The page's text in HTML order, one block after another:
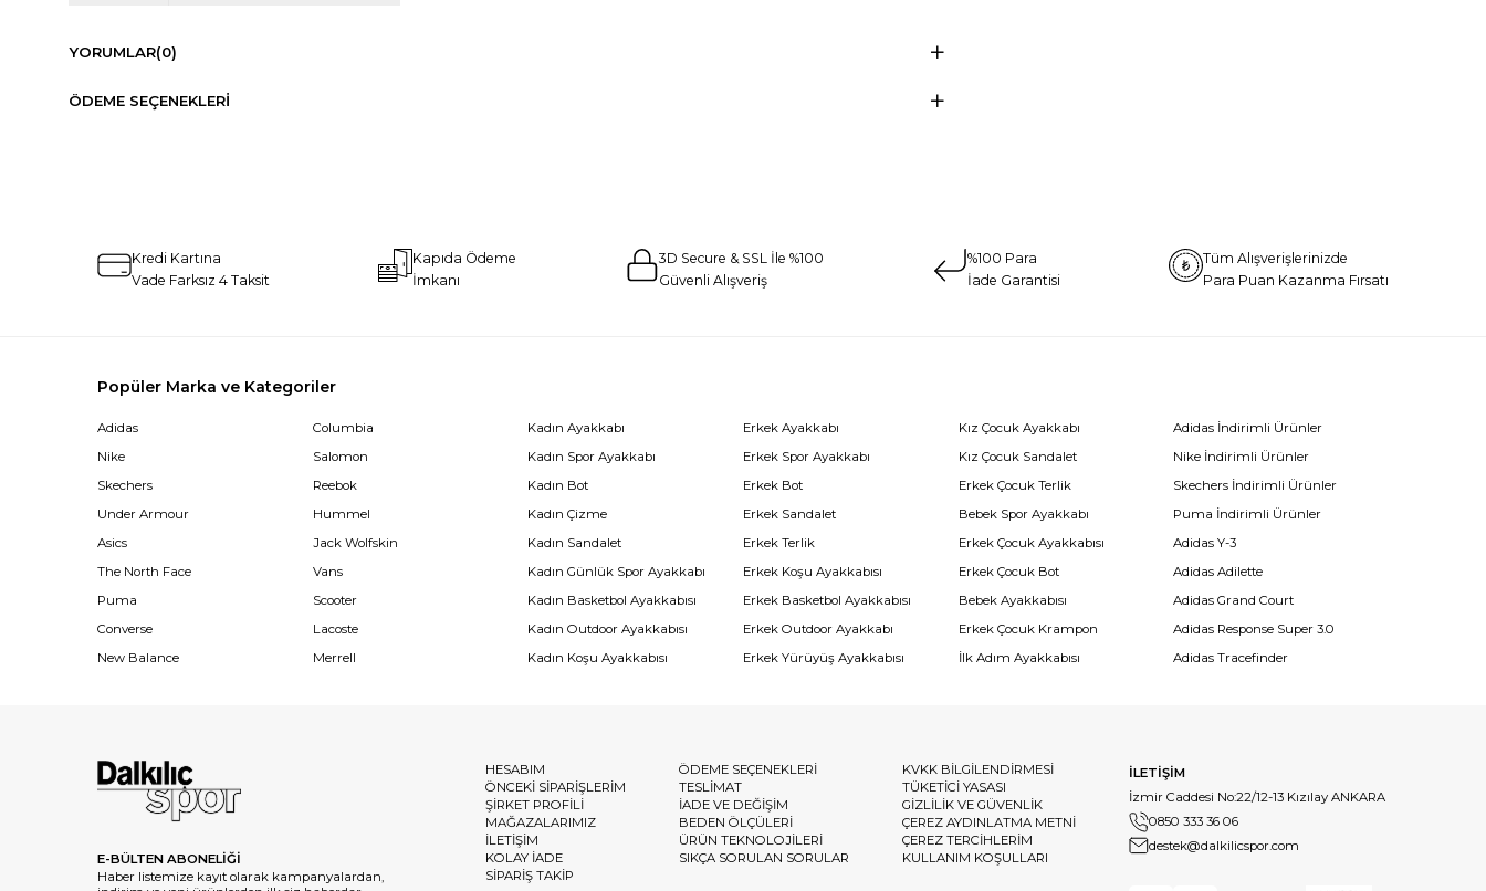
YORUMLAR(0)
ÖDEME SEÇENEKLERI
Kredi Kartına
Vade Farksız 4 Taksit
Kapıda Ödeme
İmkanı
3D Secure & SSL İle %100
Güvenli Alışveriş
%100 Para
İade Garantisi
Tüm Alışverişlerinizde
Para Puan Kazanma Fırsatı
Popüler Marka ve Kategoriler
Adidas
Nike
Skechers
Under Armour
Asics
The North Face
Puma
Converse
New Balance
Columbia
Salomon
Reebok
Hummel
Jack Wolfskin
Vans
Scooter
Lacoste
Merrell
Kadın Ayakkabı
Kadın Spor Ayakkabı
Kadın Bot
Kadın Çizme
Kadın Sandalet
Kadın Günlük Spor Ayakkabı
Kadın Basketbol Ayakkabısı
Kadın Outdoor Ayakkabısı
Kadın Koşu Ayakkabısı
Erkek Ayakkabı
Erkek Spor Ayakkabı
Erkek Bot
Erkek Sandalet
Erkek Terlik
Erkek Koşu Ayakkabısı
Erkek Basketbol Ayakkabısı
Erkek Outdoor Ayakkabı
Erkek Yürüyüş Ayakkabısı
Kız Çocuk Ayakkabı
Kız Çocuk Sandalet
Erkek Çocuk Terlik
Bebek Spor Ayakkabı
Erkek Çocuk Ayakkabısı
Erkek Çocuk Bot
Bebek Ayakkabısı
Erkek Çocuk Krampon
İlk Adım Ayakkabısı
Adidas İndirimli Ürünler
Nike İndirimli Ürünler
Skechers İndirimli Ürünler
Puma İndirimli Ürünler
Adidas Y-3
Adidas Adilette
Adidas Grand Court
Adidas Response Super 3.0
Adidas Tracefinder
E-BÜLTEN ABONELİĞİ
Haber listemize kayıt olarak kampanyalardan,
HESABIM
ÖNCEKİ SİPARİŞLERİM
ŞİRKET PROFİLİ
MAĞAZALARIMIZ
İLETİŞİM
KOLAY İADE
SİPARİŞ TAKİP
ÖDEME SEÇENEKLERİ
TESLİMAT
İADE VE DEĞİŞİM
BEDEN ÖLÇÜLERİ
ÜRÜN TEKNOLOJİLERİ
SIKÇA SORULAN SORULAR
KVKK BİLGİLENDİRMESİ
TÜKETİCİ YASASI
GİZLİLİK VE GÜVENLİK
ÇEREZ AYDINLATMA METNİ
ÇEREZ TERCİHLERİM
KULLANIM KOŞULLARI
İLETİŞİM
İzmir Caddesi No:22/12-13 Kızılay ANKARA
0850 333 36 06
destek@dalkilicspor.com